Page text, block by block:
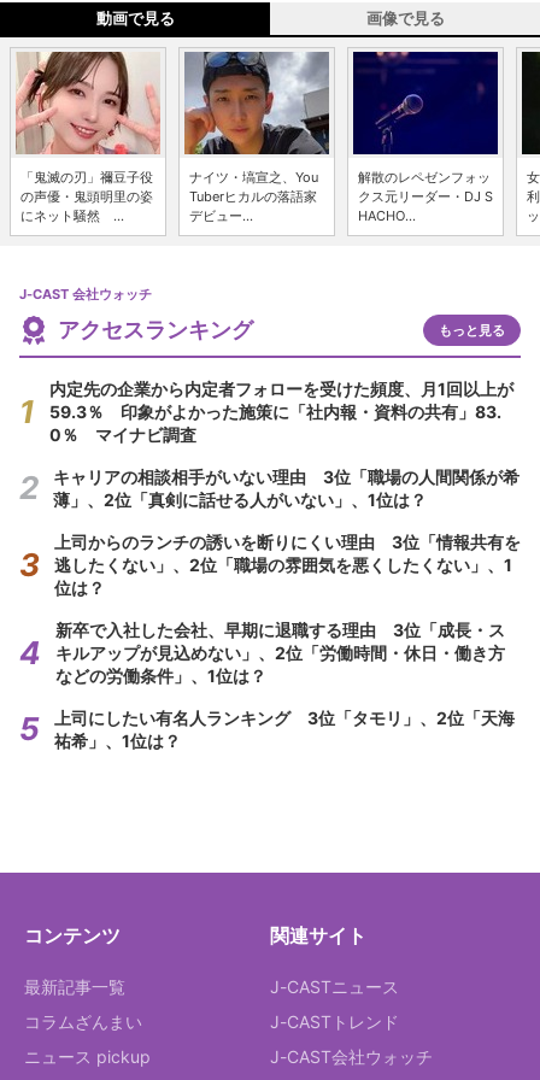
動画で見る 画像で見る
「鬼滅の刃」禰豆子役
の声優・鬼頭明里の姿
にネット騒然 ...
ナイツ・塙宣之、You
Tuberヒカルの落語家
デビュー...
解散のレペゼンフォッ
クス元リーダー・DJ S
HACHO...
J-CAST 会社ウォッチ
アクセスランキング もっと見る
内定先の企業から内定者フォローを受けた頻度、月1回以上が
59.3％ 印象がよかった施策に「社内報・資料の共有」83.
0％ マイナビ調査
キャリアの相談相手がいない理由 3位「職場の人間関係が希
薄」、2位「真剣に話せる人がいない」、1位は？
上司からのランチの誘いを断りにくい理由 3位「情報共有を
逃したくない」、2位「職場の雰囲気を悪くしたくない」、1
位は？
新卒で入社した会社、早期に退職する理由 3位「成長・ス
キルアップが見込めない」、2位「労働時間・休日・働き方
などの労働条件」、1位は？
上司にしたい有名人ランキング 3位「タモリ」、2位「天海
祐希」、1位は？
コンテンツ
最新記事一覧
コラムざんまい
ニュース pickup
関連サイト
J-CASTニュース
J-CASTトレンド
J-CAST会社ウォッチ